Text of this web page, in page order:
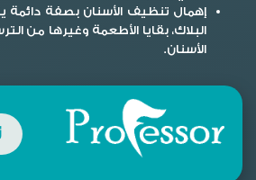
إهمال تنظيف الأسنان بصفة دائمة
البلاك، بقايا الأطعمة وغيرها من
الأسنان.